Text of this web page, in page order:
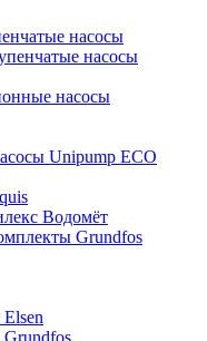
насосы
насосы
насосы
Unipump ECO
Водомёт
Grundfos